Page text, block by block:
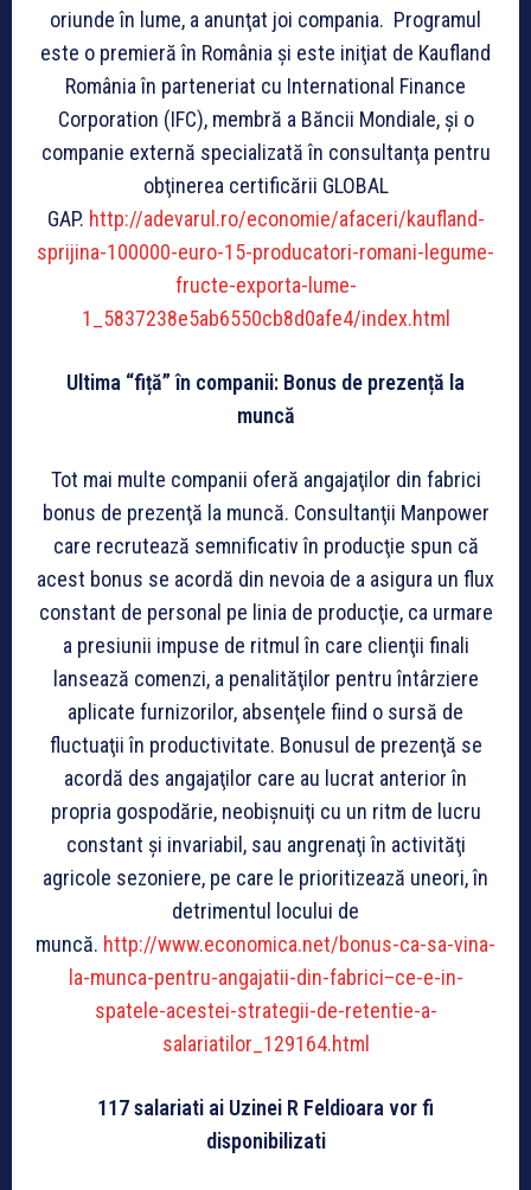
oriunde în lume, a anunţat joi compania. Programul
este o premieră în România şi este iniţiat de Kaufland
România în parteneriat cu International Finance
Corporation (IFC), membră a Băncii Mondiale, şi o
companie externă specializată în consultanţa pentru
obţinerea certificării GLOBAL
GAP. http://adevarul.ro/economie/afaceri/kaufland-
sprijina-100000-euro-15-producatori-romani-legume-
fructe-exporta-lume-
1_5837238e5ab6550cb8d0afe4/index.html
Ultima “fiță” în companii: Bonus de prezență la
muncă
Tot mai multe companii oferă angajaţilor din fabrici
bonus de prezenţă la muncă. Consultanţii Manpower
care recrutează semnificativ în producţie spun că
acest bonus se acordă din nevoia de a asigura un flux
constant de personal pe linia de producţie, ca urmare
a presiunii impuse de ritmul în care clienţii finali
lansează comenzi, a penalităţilor pentru întârziere
aplicate furnizorilor, absenţele fiind o sursă de
fluctuaţii în productivitate. Bonusul de prezenţă se
acordă des angajaţilor care au lucrat anterior în
propria gospodărie, neobişnuiţi cu un ritm de lucru
constant şi invariabil, sau angrenaţi în activităţi
agricole sezoniere, pe care le prioritizează uneori, în
detrimentul locului de
muncă. http://www.economica.net/bonus-ca-sa-vina-
la-munca-pentru-angajatii-din-fabrici–ce-e-in-
spatele-acestei-strategii-de-retentie-a-
salariatilor_129164.html
117 salariati ai Uzinei R Feldioara vor fi
disponibilizati